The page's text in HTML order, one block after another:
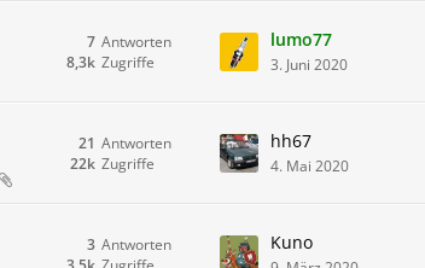
Antworten
7
Zugriffe
8,3k
lumo77
3. Juni 2020
Antworten
21
Zugriffe
22k
hh67
4. Mai 2020
Antworten
3
Kuno